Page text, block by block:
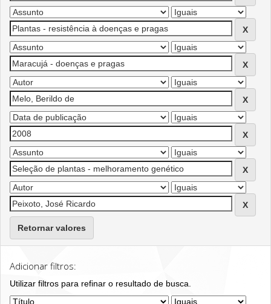
Retornar valores
Adicionar filtros:
Utilizar filtros para refinar o resultado de busca.